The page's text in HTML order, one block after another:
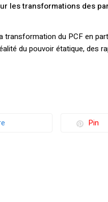
les transformations des
transformation du PCF en
du pouvoir étatique, des
Pin